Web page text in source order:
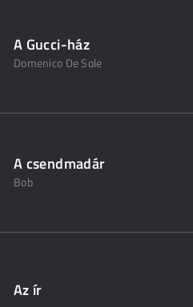
A Gucci-ház
Domenico De Sole
A csendmadár
Bob
Az ír